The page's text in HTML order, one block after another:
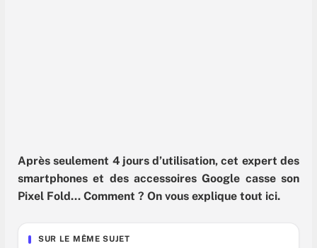
Après seulement 4 jours d’utilisation, cet expert des
smartphones et des accessoires Google casse son
Pixel Fold… Comment ? On vous explique tout ici.
SUR LE MÊME SUJET